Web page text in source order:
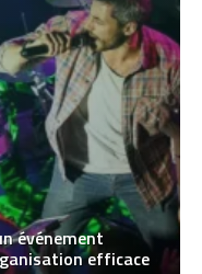
événement
efficace